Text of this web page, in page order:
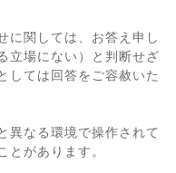
に関しては、お答え申し
立場にない）と判断せざ
しては回答をご容赦いた
異なる環境で操作されて
とがあります。